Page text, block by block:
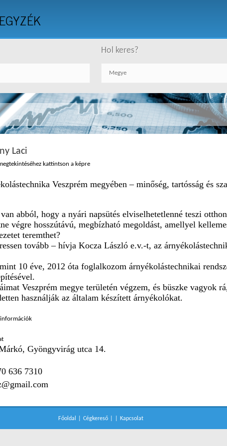
Hol keres?
Laci
kattintson a képre
Veszprém megyében – minőség, tartósság és
abból, hogy a nyári napsütés elviselhetetlenné teszi
végre hosszútávú, megbízható megoldást, amellyel
teremthet?
tovább – hívja Kocza László e.v.-t, az
10 éve, 2012 óta foglalkozom árnyékolástechnikai
Veszprém megye területén végzem, és büszke vagyok
használják az általam készített árnyékolókat.
Gyöngyvirág utca 14.
636 7310
Főoldal Cégkereső Kapcsolat